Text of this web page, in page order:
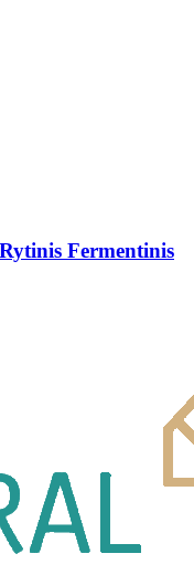
Fermentinis